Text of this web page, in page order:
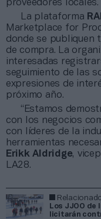
proveedores locales.
La plataforma
Marketplace for
donde se publiquen
de compra. La
interesadas
seguimiento de las
expresiones de
próximo año.
“Estamos
con los negocios
con líderes de la
herramientas
Erikk Aldridge,
LA28.
Los JJOO de
licitarán